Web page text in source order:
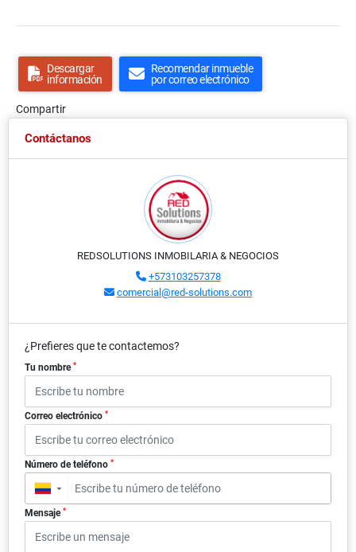
Descargar
información
Recomendar inmueble
por correo electrónico
Compartir
Contáctanos
REDSOLUTIONS INMOBILARIA & NEGOCIOS
+573103257378
comercial@red-solutions.com
¿Prefieres que te contactemos?
Tu nombre *
Correo electrónico *
Número de teléfono *
▼
Mensaje *